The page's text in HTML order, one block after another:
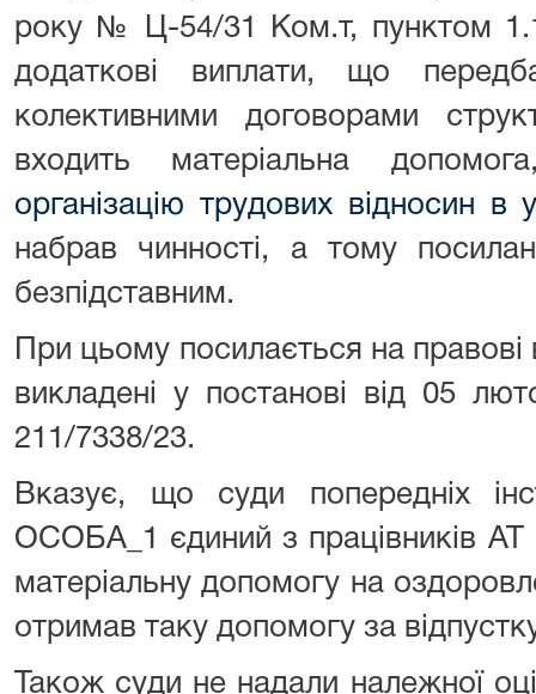
року № Ц-54/31 Ком.т, пунктом
додаткові виплати, що
колективними договорами
входить матеріальна
організацію трудових відносин в
набрав чинності, а тому
безпідставним.
При цьому посилається на
викладені у постанові від 05
211/7338/23.
Вказує, що суди попередніх
ОСОБА_1 єдиний з працівників АТ
матеріальну допомогу на
отримав таку допомогу за
Також суди не надали належної